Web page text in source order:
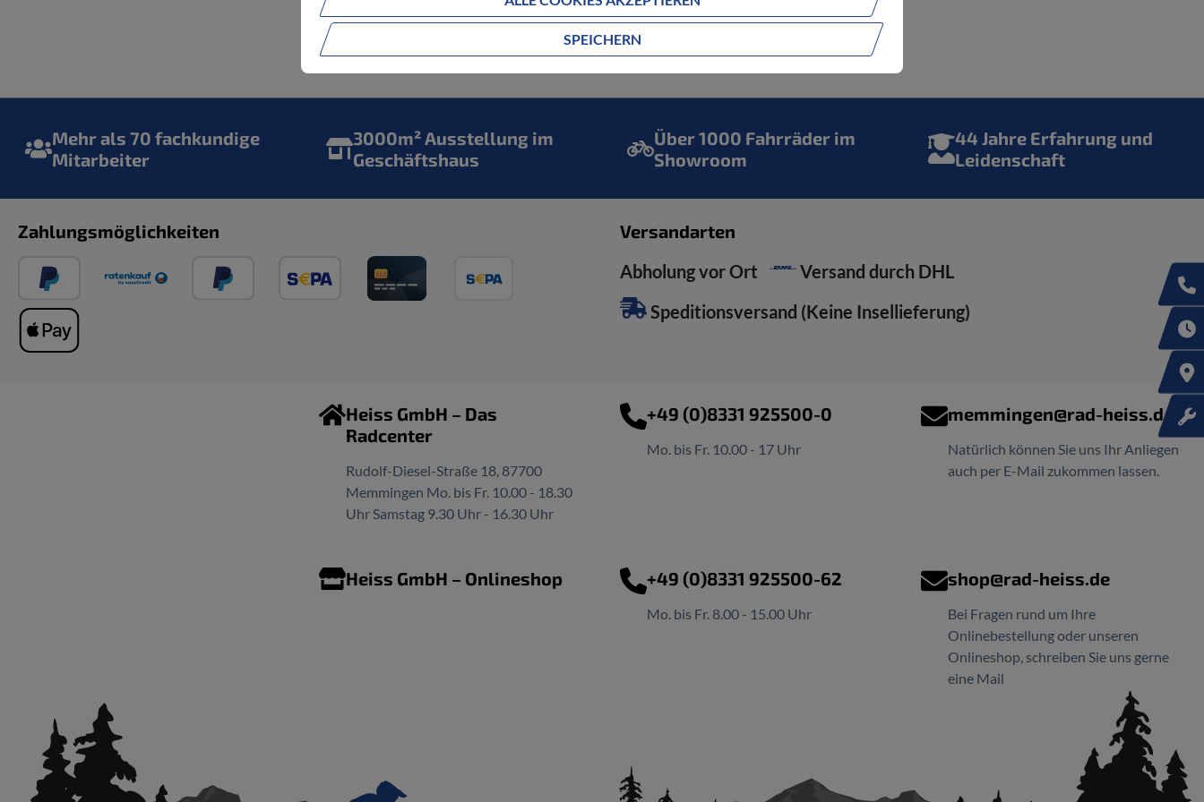
Mehr als 70 fachkundige
Mitarbeiter
3000m² Ausstellung im
Geschäftshaus
Über 1000 Fahrräder im
Showroom
44 Jahre Erfahrung und
Leidenschaft
Zahlungsmöglichkeiten
Versandarten
Abholung vor Ort
Versand durch DHL
Speditionsversand (Keine Insellieferung)
Heiss GmbH – Das
Radcenter
Rudolf-Diesel-Straße 18, 87700
Memmingen Mo. bis Fr. 10.00 - 18.30
Uhr Samstag 9.30 Uhr - 16.30 Uhr
+49 (0)8331 925500-0
Mo. bis Fr. 10.00 - 17 Uhr
memmingen@rad-heiss.de
Natürlich können Sie uns Ihr Anliegen
auch per E-Mail zukommen lassen.
Heiss GmbH – Onlineshop +49 (0)8331 925500-62
Mo. bis Fr. 8.00 - 15.00 Uhr
shop@rad-heiss.de
Bei Fragen rund um Ihre
Onlinebestellung oder unseren
Onlineshop, schreiben Sie uns gerne
eine Mail
SPEICHERN